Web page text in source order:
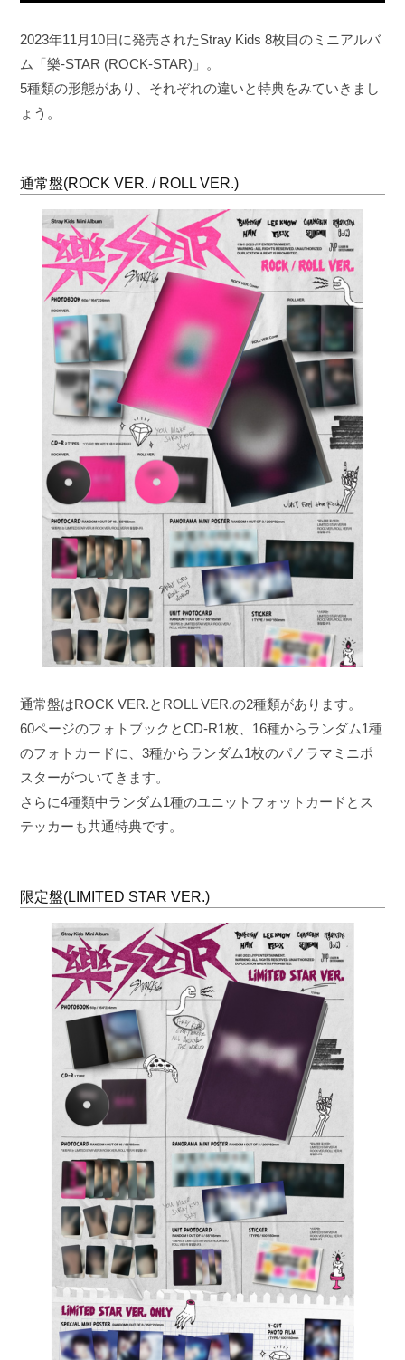
2023年11月10日に発売されたStray Kids 8枚目のミニアルバ
ム「樂-STAR (ROCK-STAR)」。
5種類の形態があり、それぞれの違いと特典をみていきまし
ょう。
通常盤(ROCK VER. / ROLL VER.)
通常盤はROCK VER.とROLL VER.の2種類があります。
60ページのフォトブックとCD-R1枚、16種からランダム1種
のフォトカードに、3種からランダム1枚のパノラマミニポ
スターがついてきます。
さらに4種類中ランダム1種のユニットフォットカードとス
テッカーも共通特典です。
限定盤(LIMITED STAR VER.)